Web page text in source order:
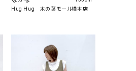
Hug Hug 木の葉モール橋本店